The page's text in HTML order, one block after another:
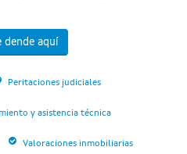
dende aquí
Peritaciones judiciales
y asistencia técnica
Valoraciones inmobiliarias